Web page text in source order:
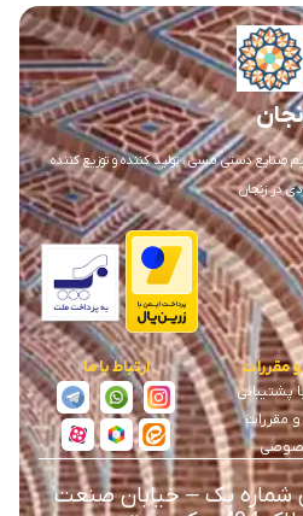
دستی مسی ، تولید کننده و توزیع کننده
در زنجان
و مقررات
پشتیبانی
مقررات
ارتباط با ما
یک–خیابان صنعت